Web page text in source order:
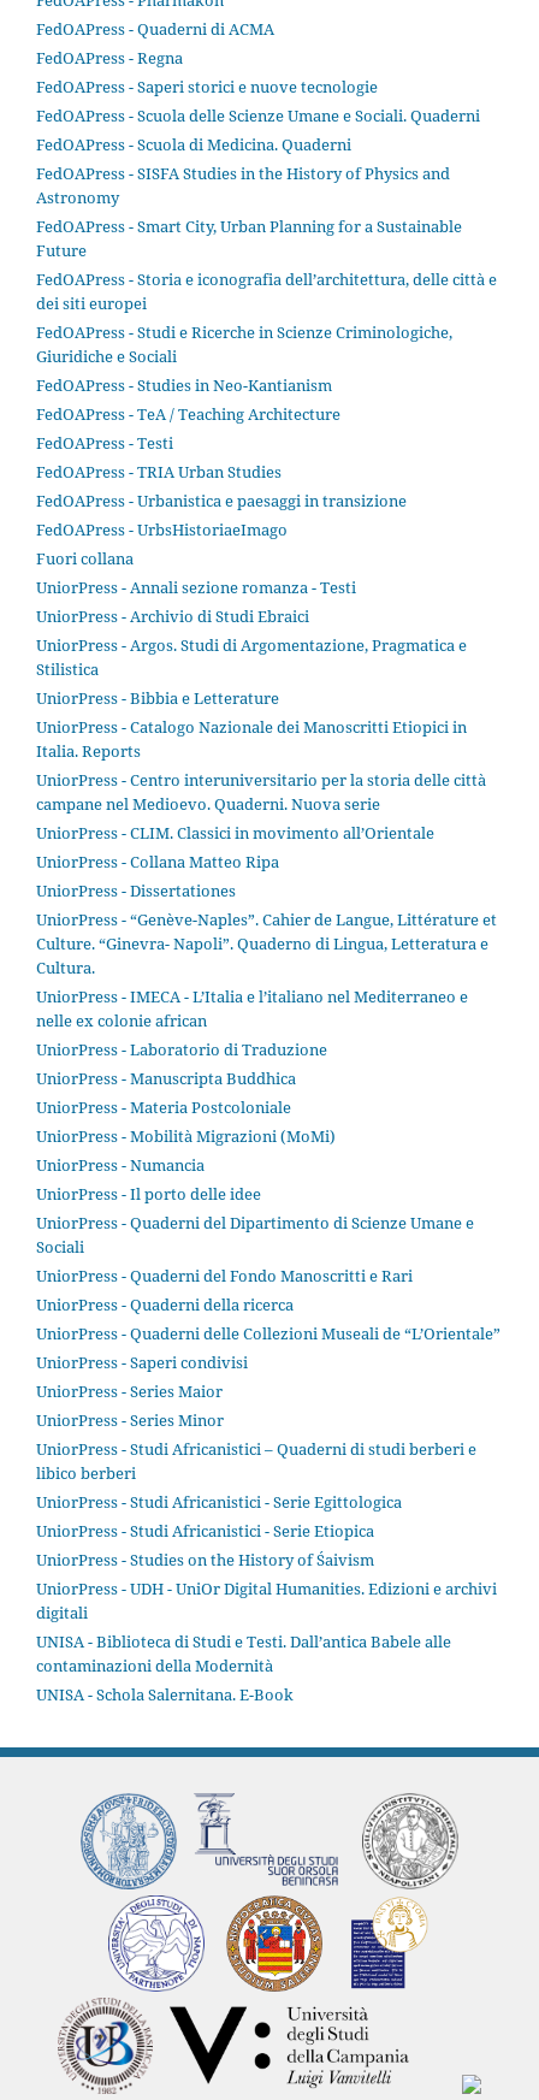
FedOAPress - Quaderni di ACMA
FedOAPress - Regna
FedOAPress - Saperi storici e nuove tecnologie
FedOAPress - Scuola delle Scienze Umane e Sociali. Quaderni
FedOAPress - Scuola di Medicina. Quaderni
FedOAPress - SISFA Studies in the History of Physics and
Astronomy
FedOAPress - Smart City, Urban Planning for a Sustainable
Future
FedOAPress - Storia e iconografia dell’architettura, delle città e
dei siti europei
FedOAPress - Studi e Ricerche in Scienze Criminologiche,
Giuridiche e Sociali
FedOAPress - Studies in Neo-Kantianism
FedOAPress - TeA / Teaching Architecture
FedOAPress - Testi
FedOAPress - TRIA Urban Studies
FedOAPress - Urbanistica e paesaggi in transizione
FedOAPress - UrbsHistoriaeImago
Fuori collana
UniorPress - Annali sezione romanza - Testi
UniorPress - Archivio di Studi Ebraici
UniorPress - Argos. Studi di Argomentazione, Pragmatica e
Stilistica
UniorPress - Bibbia e Letterature
UniorPress - Catalogo Nazionale dei Manoscritti Etiopici in
Italia. Reports
UniorPress - Centro interuniversitario per la storia delle città
campane nel Medioevo. Quaderni. Nuova serie
UniorPress - CLIM. Classici in movimento all’Orientale
UniorPress - Collana Matteo Ripa
UniorPress - Dissertationes
UniorPress - “Genève-Naples”. Cahier de Langue, Littérature et
Culture. “Ginevra- Napoli”. Quaderno di Lingua, Letteratura e
Cultura.
UniorPress - IMECA - L’Italia e l’italiano nel Mediterraneo e
nelle ex colonie african
UniorPress - Laboratorio di Traduzione
UniorPress - Manuscripta Buddhica
UniorPress - Materia Postcoloniale
UniorPress - Mobilità Migrazioni (MoMi)
UniorPress - Numancia
UniorPress - Il porto delle idee
UniorPress - Quaderni del Dipartimento di Scienze Umane e
Sociali
UniorPress - Quaderni del Fondo Manoscritti e Rari
UniorPress - Quaderni della ricerca
UniorPress - Quaderni delle Collezioni Museali de “L’Orientale”
UniorPress - Saperi condivisi
UniorPress - Series Maior
UniorPress - Series Minor
UniorPress - Studi Africanistici – Quaderni di studi berberi e
libico berberi
UniorPress - Studi Africanistici - Serie Egittologica
UniorPress - Studi Africanistici - Serie Etiopica
UniorPress - Studies on the History of Śaivism
UniorPress - UDH - UniOr Digital Humanities. Edizioni e archivi
digitali
UNISA - Biblioteca di Studi e Testi. Dall’antica Babele alle
contaminazioni della Modernità
UNISA - Schola Salernitana. E-Book